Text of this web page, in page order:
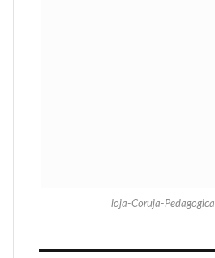
loja-Coruja-Pedagogica